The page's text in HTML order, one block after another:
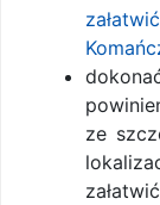
ze